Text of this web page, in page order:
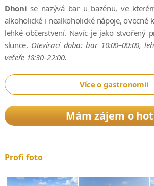
Dhoni se nazývá bar u bazénu, ve
alkoholické i nealkoholické nápoje, ovocné
lehké občerstvení. Navíc je jako stvořený
slunce. Otevírací doba: bar 10:00–00:00,
večeře 18:30–22:00.
Více o gastronomii
Mám zájem o
Profi foto